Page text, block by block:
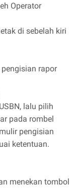
Operator
di sebelah kiri
rapor
lalu pilih
pada rombel
pengisian
ketentuan.
menekan tombol